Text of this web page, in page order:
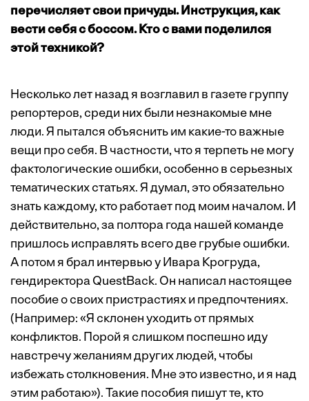
перечисляет свои причуды. Инструкция, как
вести себя с боссом. Кто с вами поделился
этой техникой?
Несколько лет назад я возглавил в газете группу
репортеров, среди них были незнакомые мне
люди. Я пытался объяснить им какие-то важные
вещи про себя. В частности, что я терпеть не могу
фактологические ошибки, особенно в серьезных
тематических статьях. Я думал, это обязательно
знать каждому, кто работает под моим началом. И
действительно, за полтора года нашей команде
пришлось исправлять всего две грубые ошибки.
А потом я брал интервью у Ивара Крогруда,
гендиректора QuestBack. Он написал настоящее
пособие о своих пристрастиях и предпочтениях.
(Например: «Я склонен уходить от прямых
конфликтов. Порой я слишком поспешно иду
навстречу желаниям других людей, чтобы
избежать столкновения. Мне это известно, и я над
этим работаю»). Такие пособия пишут те, кто